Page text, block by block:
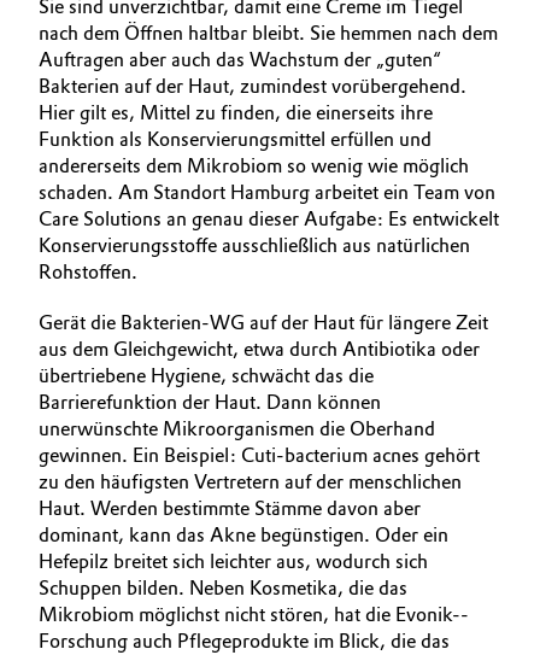
Sie sind unverzichtbar, damit eine Creme im Tiegel
nach dem Öffnen haltbar bleibt. Sie hemmen nach dem
Auftragen aber auch das Wachstum der „guten“
Bakterien auf der Haut, zumindest vorübergehend.
Hier gilt es, Mittel zu finden, die einerseits ihre
Funktion als Konservierungsmittel erfüllen und
andererseits dem Mikro­biom so wenig wie möglich
schaden. Am Standort Hamburg arbeitet ein Team von
Care Solutions an genau dieser Aufgabe: Es entwickelt
Konservierungsstoffe ausschließlich aus natürlichen
Rohstoffen.
Gerät die Bakterien-WG auf der Haut für längere Zeit
aus dem Gleichgewicht, etwa durch Antibiotika oder
übertriebene Hygiene, schwächt das die
Barrierefunktion der Haut. Dann können
unerwünschte Mikroorganismen die Oberhand
gewinnen. Ein Beispiel: Cuti­-bacterium acnes gehört
zu den häufigsten Vertretern auf der menschlichen
Haut. Werden bestimmte Stämme davon aber
dominant, kann das Akne begünstigen. Oder ein
Hefepilz breitet sich leichter aus, wodurch sich
Schuppen bilden. Neben Kosmetika, die das
Mikrobiom möglichst nicht stören, hat die Evonik-­
Forschung auch Pflegeprodukte im Blick, die das